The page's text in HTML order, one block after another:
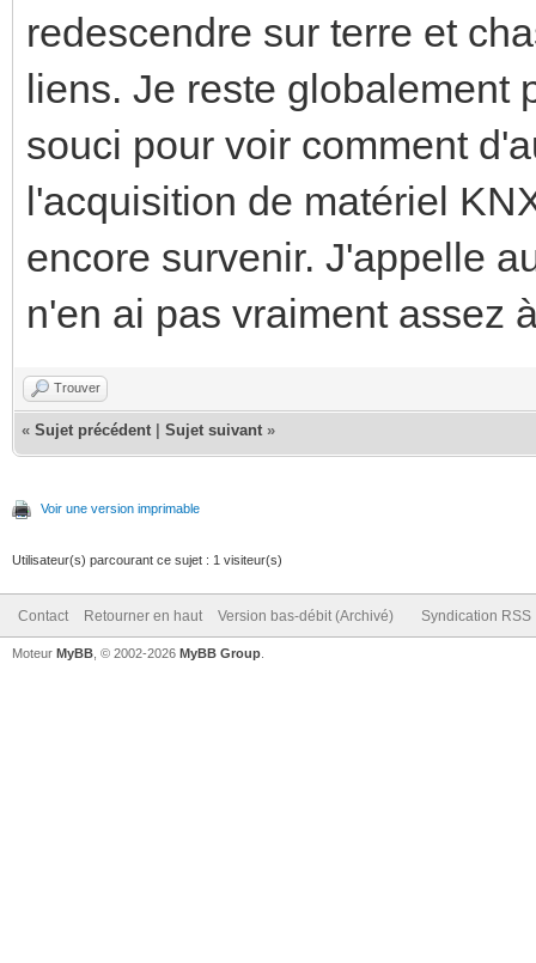
redescendre sur terre et
liens. Je reste globalement
souci pour voir comment
l'acquisition de matériel
encore survenir. J'appelle
n'en ai pas vraiment assez
Trouver
« Sujet précédent Sujet suivant »
Voir une version imprimable
Utilisateur(s) parcourant ce sujet : 1 visiteur(s)
Contact Retourner en haut Version bas-débit (Archivé) Syndication RSS
Moteur MyBB , © 2002-2026 MyBB Group